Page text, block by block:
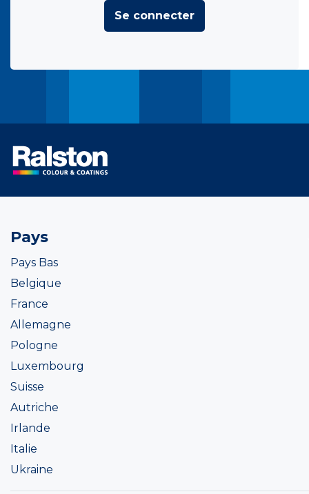
Se connecter
Pays
Pays Bas
Belgique
France
Allemagne
Pologne
Luxembourg
Suisse
Autriche
Irlande
Italie
Ukraine